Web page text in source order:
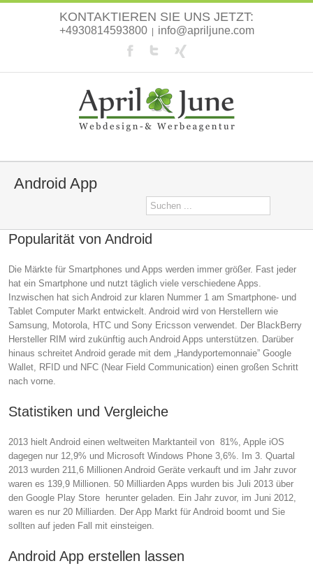
KONTAKTIEREN SIE UNS JETZT:
+4930814593800 info@apriljune.com
Android App
Popularität von Android
Die Märkte für Smartphones und Apps werden immer größer. Fast jeder
hat ein Smartphone und nutzt täglich viele verschiedene Apps.
Inzwischen hat sich Android zur klaren Nummer 1 am Smartphone- und
Tablet Computer Markt entwickelt. Android wird von Herstellern wie
Samsung, Motorola, HTC und Sony Ericsson verwendet. Der BlackBerry
Hersteller RIM wird zukünftig auch Android Apps unterstützen. Darüber
hinaus schreitet Android gerade mit dem „Handyportemonnaie” Google
Wallet, RFID und NFC (Near Field Communication) einen großen Schritt
nach vorne.
Statistiken und Vergleiche
2013 hielt Android einen weltweiten Marktanteil von 81%, Apple iOS
dagegen nur 12,9% und Microsoft Windows Phone 3,6%. Im 3. Quartal
2013 wurden 211,6 Millionen Android Geräte verkauft und im Jahr zuvor
waren es 139,9 Millionen. 50 Milliarden Apps wurden bis Juli 2013 über
den Google Play Store herunter geladen. Ein Jahr zuvor, im Juni 2012,
waren es nur 20 Milliarden. Der App Markt für Android boomt und Sie
sollten auf jeden Fall mit einsteigen.
Android App erstellen lassen